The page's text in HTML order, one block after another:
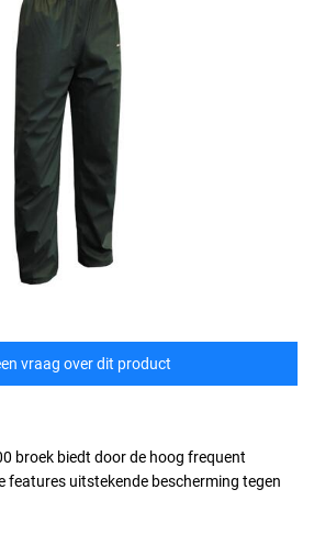
vraag over dit product
broek biedt door de hoog frequent
features uitstekende bescherming tegen